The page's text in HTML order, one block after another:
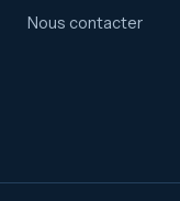
Nous contacter